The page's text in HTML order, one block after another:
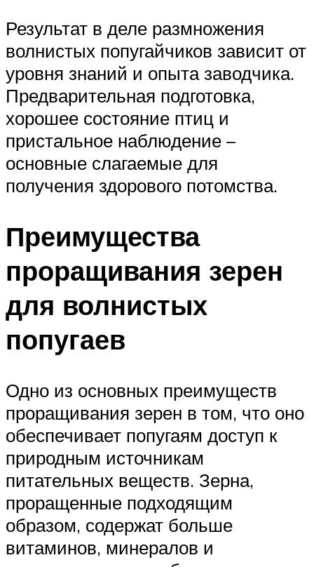
Результат в деле размножения
волнистых попугайчиков зависит от
уровня знаний и опыта заводчика.
Предварительная подготовка,
хорошее состояние птиц и
пристальное наблюдение –
основные слагаемые для
получения здорового потомства.
Преимущества
проращивания зерен
для волнистых
попугаев
Одно из основных преимуществ
проращивания зерен в том, что оно
обеспечивает попугаям доступ к
природным источникам
питательных веществ. Зерна,
проращенные подходящим
образом, содержат больше
витаминов, минералов и